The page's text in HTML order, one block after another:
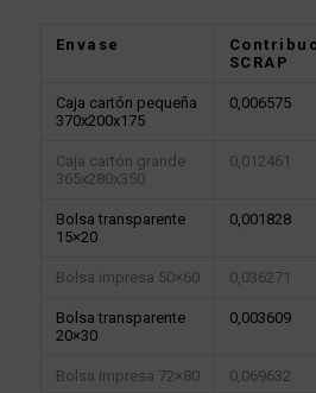
Envase
SCRAP
Caja cartón pequeña
370x200x175
0,006575
Caja cartón grande
365x280x350
0,012461
Bolsa transparente
15×20
0,001828
Bolsa impresa 50×60 0,036271
Bolsa transparente
20×30
0,003609
Bolsa impresa 72×80 0,069632